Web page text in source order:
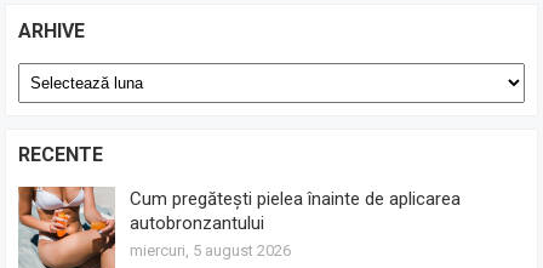
ARHIVE
Arhive
RECENTE
Cum pregătești pielea înainte de aplicarea
autobronzantului
miercuri, 5 august 2026